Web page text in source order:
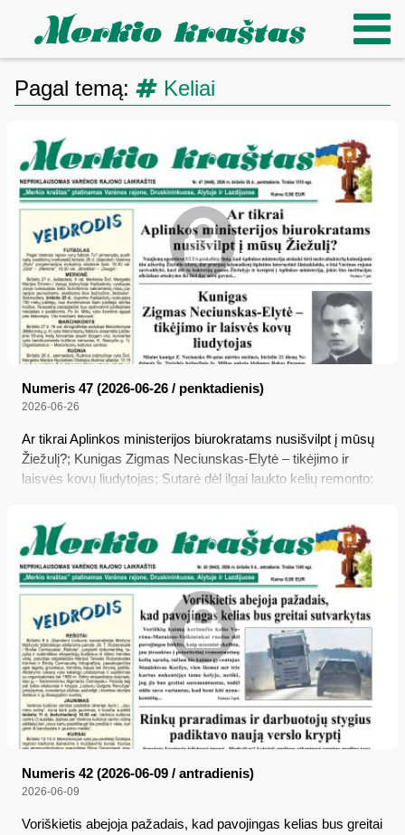
Pagal temą: Keliai
Numeris 47 (2026-06-26 / penktadienis)
2026-06-26
Ar tikrai Aplinkos ministerijos biurokratams nusišvilpt į mūsų
Žiežulį?; Kunigas Zigmas Neciunskas-Elytė – tikėjimo ir
laisvės kovų liudytojas; Sutarė dėl ilgai laukto kelių remonto;
Numeris 42 (2026-06-09 / antradienis)
2026-06-09
Voriškietis abejoja pažadais, kad pavojingas kelias bus greitai